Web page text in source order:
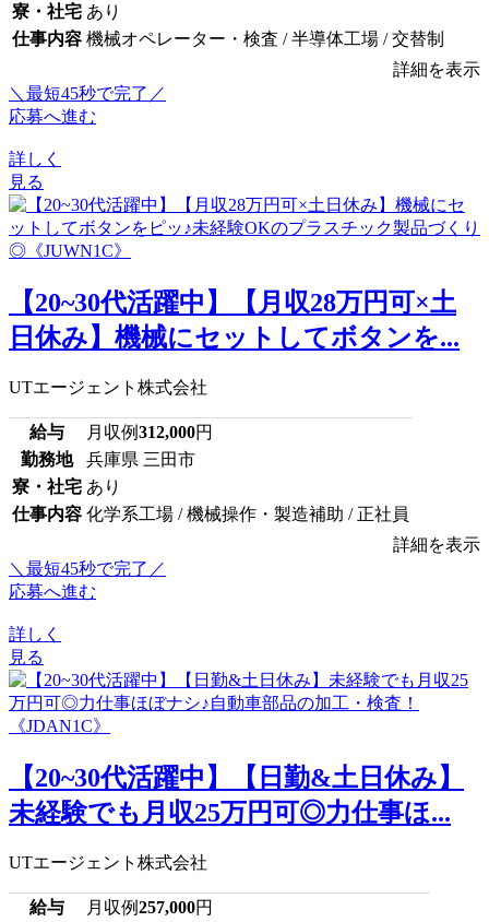
寮・社宅 あり
仕事内容 機械オペレーター・検査 / 半導体工場 / 交替制
詳細を表示
＼最短45秒で完了／
応募へ進む
詳しく
見る
【20~30代活躍中】【月収28万円可×土
日休み】機械にセットしてボタンを...
UTエージェント株式会社
給与 月収例312,000円
勤務地
兵庫県 三田市
寮・社宅 あり
仕事内容 化学系工場 / 機械操作・製造補助 / 正社員
詳細を表示
＼最短45秒で完了／
応募へ進む
詳しく
見る
【20~30代活躍中】【日勤&土日休み】
未経験でも月収25万円可◎力仕事ほ...
UTエージェント株式会社
給与 月収例257,000円